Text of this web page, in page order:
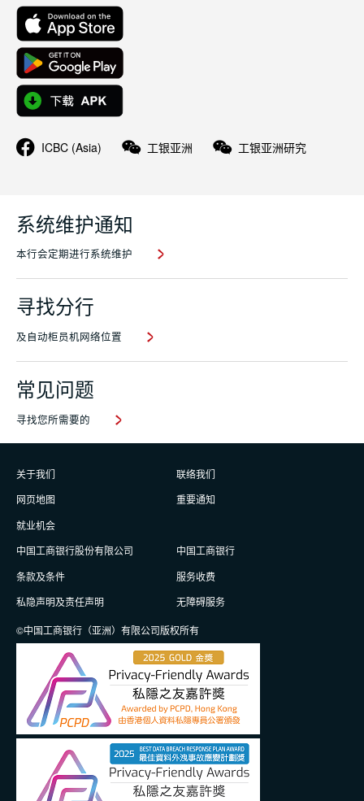
ICBC (Asia) 工银亚洲 工银亚洲研究
系统维护通知
本行会定期进行系统维护
寻找分行
及自动柜员机网络位置
常见问题
寻找您所需要的
关于我们
联络我们
网页地图
重要通知
就业机会
中国工商银行股份有限公司
中国工商银行
条款及条件
服务收费
私隐声明及责任声明
无障碍服务
©中国工商银行（亚洲）有限公司版权所有